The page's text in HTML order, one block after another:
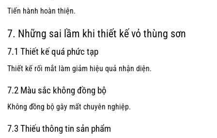
Tiến hành hoàn thiện.
7. Những sai lầm khi thiết kế vỏ thùng sơn
7.1 Thiết kế quá phức tạp
Thiết kế rối mắt làm giảm hiệu quả nhận diện.
7.2 Màu sắc không đồng bộ
Không đồng bộ gây mất chuyên nghiệp.
7.3 Thiếu thông tin sản phẩm